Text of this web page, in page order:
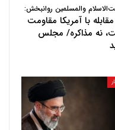
والمسلمین روانبخش:
مقابله با آمریکا مقاومت
نه مذاکره/ مجلس